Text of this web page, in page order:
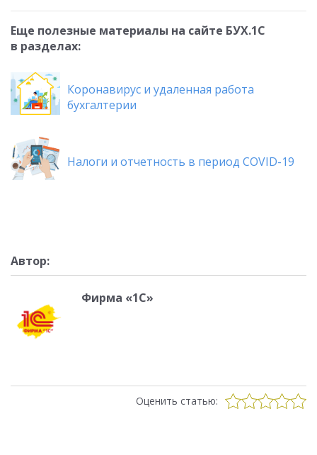
Еще полезные материалы на сайте БУХ.1С
в разделах:
Коронавирус и удаленная работа
бухгалтерии
Налоги и отчетность в период COVID-19
Автор:
Фирма «1С»
Оценить статью: